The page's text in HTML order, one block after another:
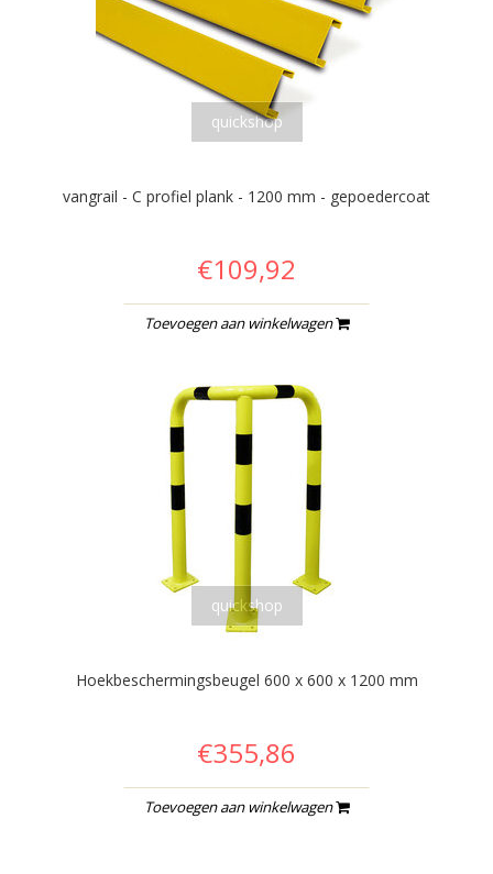
quickshop
vangrail - C profiel plank - 1200 mm - gepoedercoat
€109,92
Toevoegen aan winkelwagen
quickshop
Hoekbeschermingsbeugel 600 x 600 x 1200 mm
€355,86
Toevoegen aan winkelwagen